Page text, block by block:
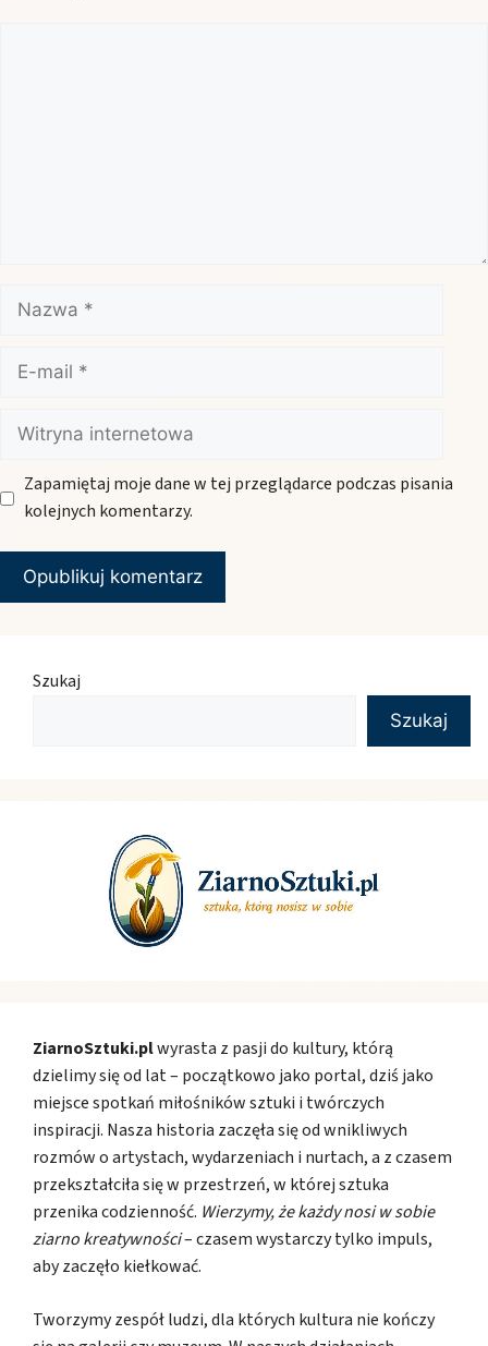
Nazwa
mail
Witryna
internetowa
Zapamiętaj moje dane w tej przeglądarce podczas pisania
kolejnych komentarzy.
Szukaj
Szukaj
ZiarnoSztuki.plwyrasta z pasji do kultury, którą
dzielimy się od lat – początkowo jako portal, dziś jako
miejsce spotkań miłośników sztuki i twórczych
inspiracji. Nasza historia zaczęła się od wnikliwych
rozmów o artystach, wydarzeniach i nurtach, a z czasem
przekształciła się w przestrzeń, w której sztuka
przenika codzienność. Wierzymy, że każdy nosi w sobie
ziarno kreatywności– czasem wystarczy tylko impuls,
aby zaczęło kiełkować.
Tworzymy zespół ludzi, dla których kultura nie kończy